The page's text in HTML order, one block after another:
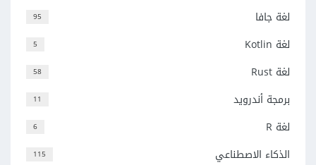
95 لغة جافا
5 لغة Kotlin
58 لغة Rust
11 برمجة أندرويد
6 لغة R
115 الذكاء الاصطناعي